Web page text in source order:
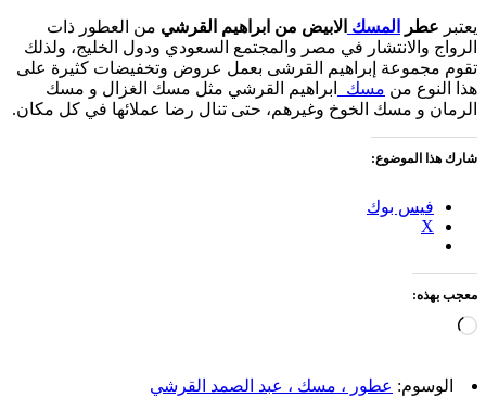
يعتبر عطر المسك الابيض من ابراهيم القرشي من العطور ذات
الرواج والانتشار في مصر والمجتمع السعودي ودول الخليج، ولذلك
تقوم مجموعة إبراهيم القرشى بعمل عروض وتخفيضات كثيرة على
هذا النوع من مسك
ابراهيم القرشي مثل مسك الغزال و مسك
الرمان و مسك الخوخ وغيرهم، حتى تنال رضا عملائها في كل مكان.
شارك هذا الموضوع:
فيس بوك
X
معجب بهذه:
جاري
الوسوم: عطور ، مسك ، عبد الصمد القرشي